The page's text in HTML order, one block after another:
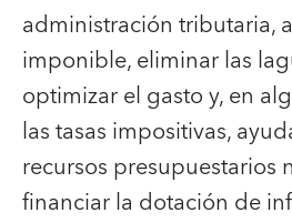
administración tributaria,
imponible, eliminar las
optimizar el gasto y, en
las tasas impositivas,
recursos presupuestarios
financiar la dotación de